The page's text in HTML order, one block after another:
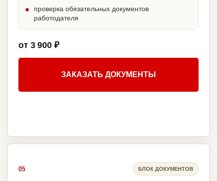
проверка обязательных документов
работодателя
от 3 900 ₽
ЗАКАЗАТЬ ДОКУМЕНТЫ
05 БЛОК ДОКУМЕНТОВ